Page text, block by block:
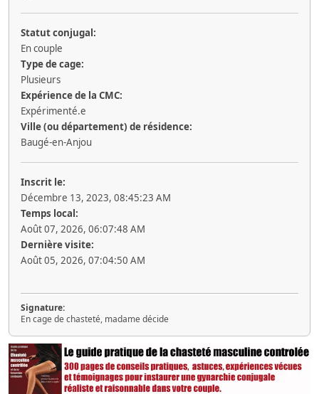
Statut conjugal:
En couple
Type de cage:
Plusieurs
Expérience de la CMC:
Expérimenté.e
Ville (ou département) de résidence:
Baugé-en-Anjou
Inscrit le:
Décembre 13, 2023, 08:45:23 AM
Temps local:
Août 07, 2026, 06:07:48 AM
Dernière visite:
Août 05, 2026, 07:04:50 AM
Signature:
En cage de chasteté, madame décide